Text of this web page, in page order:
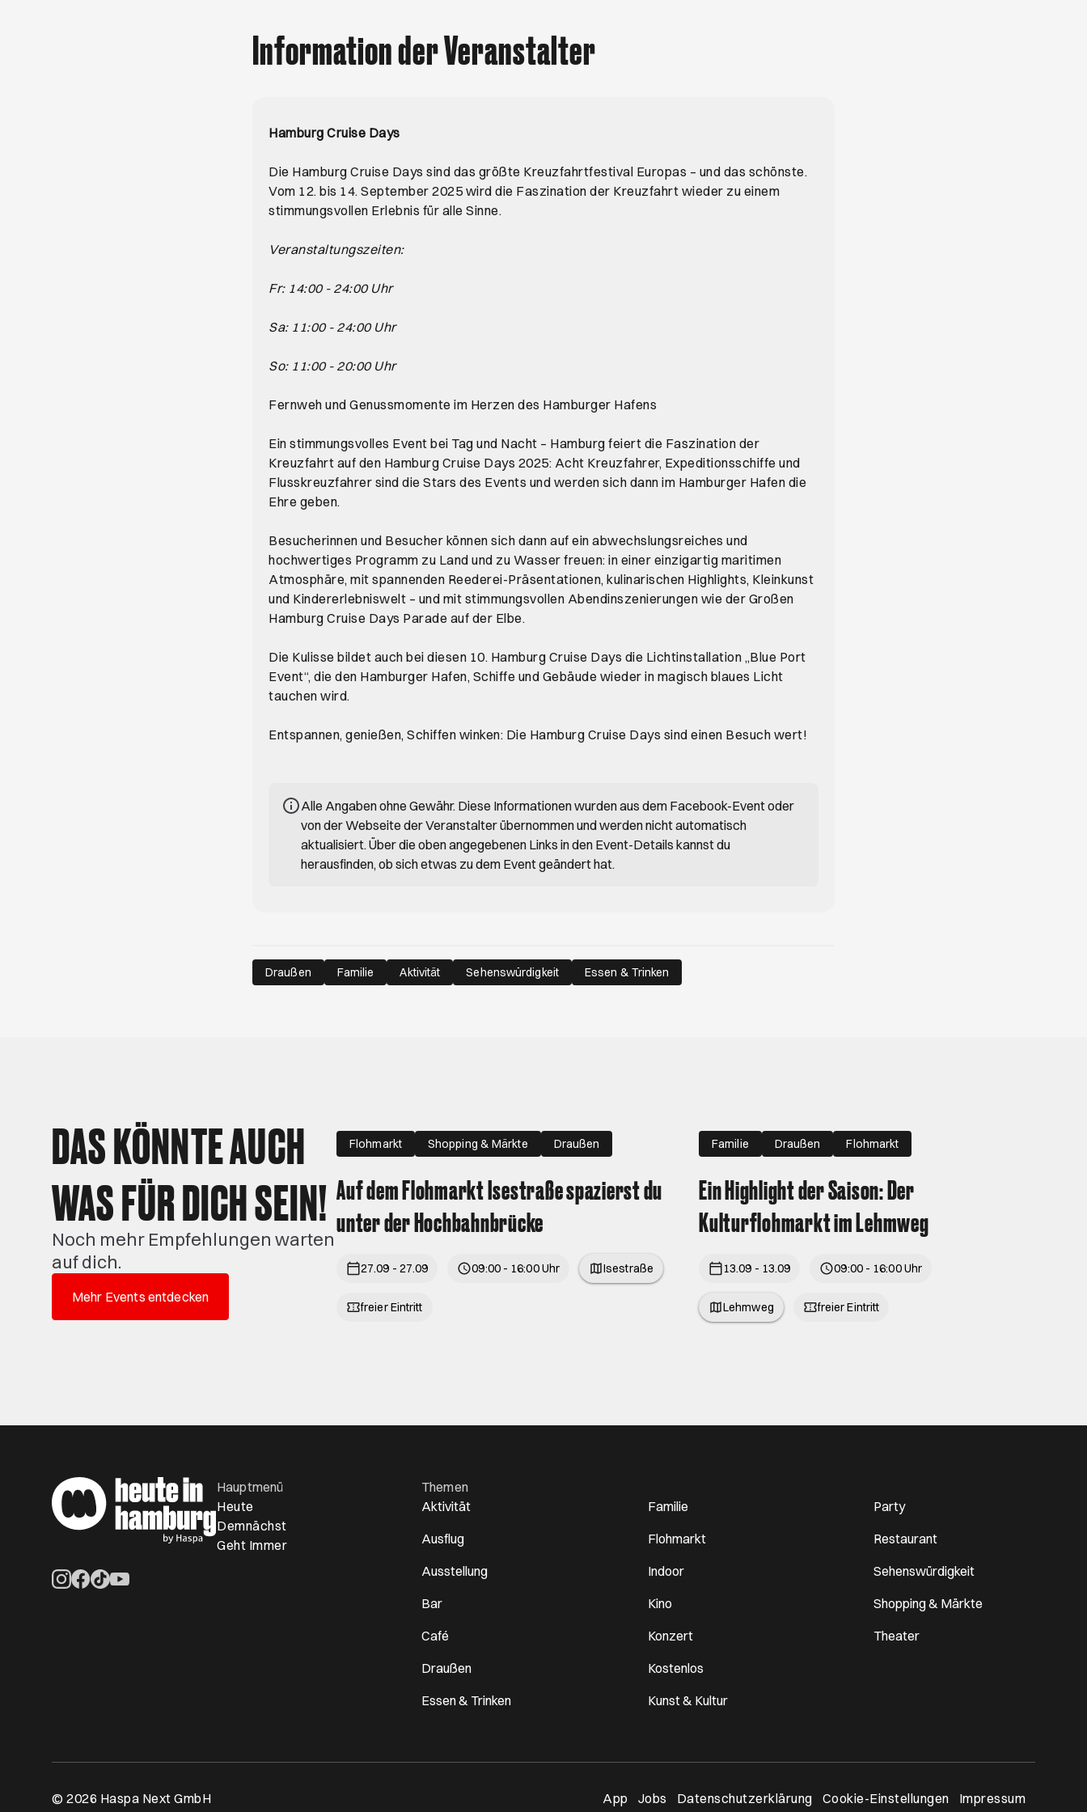
Information der Veranstalter
Hamburg Cruise Days
Die Hamburg Cruise Days sind das größte Kreuzfahrtfestival Europas – und das schönste.
Vom 12. bis 14. September 2025 wird die Faszination der Kreuzfahrt wieder zu einem
stimmungsvollen Erlebnis für alle Sinne.
Veranstaltungszeiten:
Fr: 14:00 - 24:00 Uhr
Sa: 11:00 - 24:00 Uhr
So: 11:00 - 20:00 Uhr
Fernweh und Genussmomente im Herzen des Hamburger Hafens​
Ein stimmungsvolles Event bei Tag und Nacht – Hamburg feiert die Faszination der
Kreuzfahrt auf den Hamburg Cruise Days 2025: Acht Kreuzfahrer, Expeditionsschiffe und
Flusskreuzfahrer sind die Stars des Events und werden sich dann im Hamburger Hafen die
Ehre geben.
Besucherinnen und Besucher können sich dann auf ein abwechslungsreiches und
hochwertiges Programm zu Land und zu Wasser freuen: in einer einzigartig maritimen
Atmosphäre, mit spannenden Reederei-Präsentationen, kulinarischen Highlights, Kleinkunst
und Kindererlebniswelt – und mit stimmungsvollen Abendinszenierungen wie der Großen
Hamburg Cruise Days Parade auf der Elbe.
Die Kulisse bildet auch bei diesen 10. Hamburg Cruise Days die Lichtinstallation „Blue Port
Event“, die den Hamburger Hafen, Schiffe und Gebäude wieder in magisch blaues Licht
tauchen wird.
Entspannen, genießen, Schiffen winken: Die Hamburg Cruise Days sind einen Besuch wert!
Alle Angaben ohne Gewähr. Diese Informationen wurden aus dem Facebook-Event oder
von der Webseite der Veranstalter übernommen und werden nicht automatisch
aktualisiert. Über die oben angegebenen Links in den Event-Details kannst du
herausfinden, ob sich etwas zu dem Event geändert hat.
Draußen Familie Aktivität Sehenswürdigkeit Essen & Trinken
DAS KÖNNTE AUCH
WAS FÜR DICH SEIN!
Noch mehr Empfehlungen warten
auf dich.
Mehr Events entdecken
Flohmarkt Shopping & Märkte Draußen
Auf dem Flohmarkt Isestraße spazierst du
unter der Hochbahnbrücke
27.09 - 27.09 09:00 - 16:00 Uhr Isestraße
freier Eintritt
Familie Draußen Flohmarkt
Ein Highlight der Saison: Der
Kulturflohmarkt im Lehmweg
13.09 - 13.09 09:00 - 16:00 Uhr
Lehmweg freier Eintritt
Hauptmenü
Heute
Demnächst
Geht Immer
Themen
Aktivität
Ausflug
Ausstellung
Bar
Café
Draußen
Essen & Trinken
Familie
Flohmarkt
Indoor
Kino
Konzert
Kostenlos
Kunst & Kultur
Party
Restaurant
Sehenswürdigkeit
Shopping & Märkte
Theater
© 2026 Haspa Next GmbH App Jobs Öffnet ein neues Browser-Tab
Datenschutzerklärung Cookie-Einstellungen Impressum